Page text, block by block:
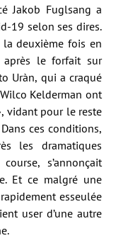
Jakob Fuglsang a
19 selon ses dires.
deuxième fois en
après le forfait sur
Uràn, qui a craqué
Kelderman ont
vidant pour le reste
ces conditions,
les dramatiques
s’annonçait
Et ce malgré une
esseulée
user d’une autre